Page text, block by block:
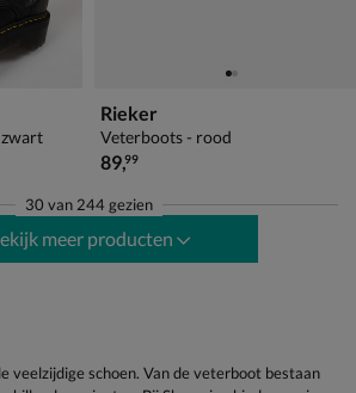
Rieker
Veterboots - rood
€ 89,99
89,99
30 van 244 gezien
meer producten
veelzijdige schoen. Van de veterboot bestaan